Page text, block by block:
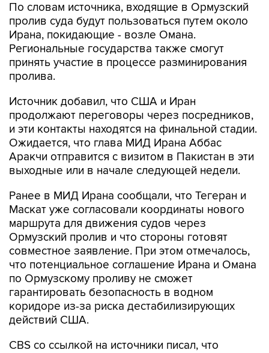
По словам источника, входящие в Ормузский
пролив суда будут пользоваться путем около
Ирана, покидающие - возле Омана.
Региональные государства также смогут
принять участие в процессе разминирования
пролива.
Источник добавил, что США и Иран
продолжают переговоры через посредников,
и эти контакты находятся на финальной стадии.
Ожидается, что глава МИД Ирана Аббас
Аракчи отправится с визитом в Пакистан в эти
выходные или в начале следующей недели.
Ранее в МИД Ирана сообщали, что Тегеран и
Маскат уже согласовали координаты нового
маршрута для движения судов через
Ормузский пролив и что стороны готовят
совместное заявление. При этом отмечалось,
что потенциальное соглашение Ирана и Омана
по Ормузскому проливу не сможет
гарантировать безопасность в водном
коридоре из-за риска дестабилизирующих
действий США.
CBS со ссылкой на источники писал, что